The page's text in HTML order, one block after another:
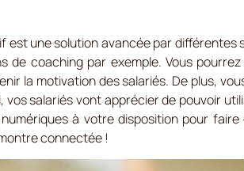
une solution avancée par différentes
de coaching par exemple. Vous
la motivation des salariés. De plus,
salariés vont apprécier de pouvoir
à votre disposition pour
connectée !